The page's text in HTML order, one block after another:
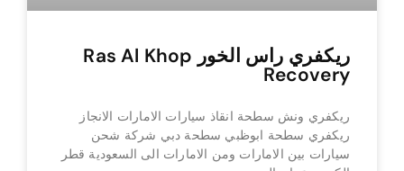
ريكفري راس الخور Ras Al Khop
Recovery
ريكفري ونش سطحة انقاذ سيارات الامارات الانجاز
ريكفري سطحة ابوظبي سطحة دبي شركة شحن
سيارات بين الامارات ومن الامارات الى السعودية قطر